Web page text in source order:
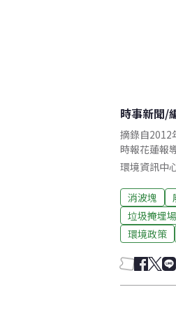
時事新聞/
摘錄自2012
時報花蓮報
環境資訊中
消波塊
垃圾掩埋場
環境政策